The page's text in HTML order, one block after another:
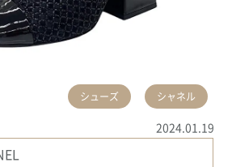
シューズ シャネル
2024.01.19